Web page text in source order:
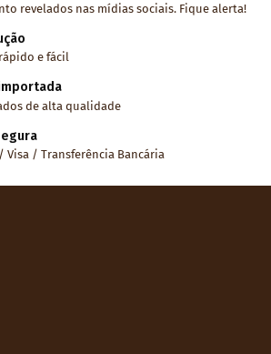
revelados nas mídias sociais. Fique alerta!
e fácil
de alta qualidade
Visa / Transferência Bancária